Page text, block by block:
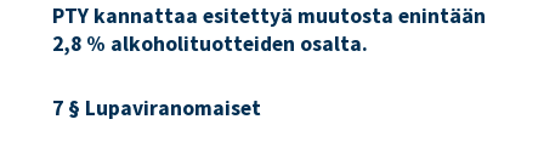
PTY kannattaa esitettyä muutosta enintään
2,8 % alkoholituotteiden osalta.
7 § Lupaviranomaiset